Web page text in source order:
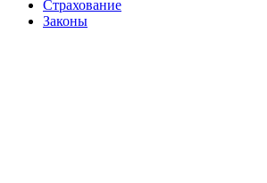
Страхование
Законы